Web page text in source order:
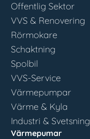
Offentlig Sektor
VVS & Renovering
Rörmokare
Schaktning
Spolbil
VVS-Service
Värmepumpar
Värme & Kyla
Industri & Svetsning
Värmepumar